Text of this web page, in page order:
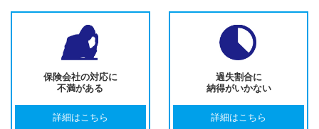
保険会社の対応に
不満がある
詳細はこちら
過失割合に
納得がいかない
詳細はこちら